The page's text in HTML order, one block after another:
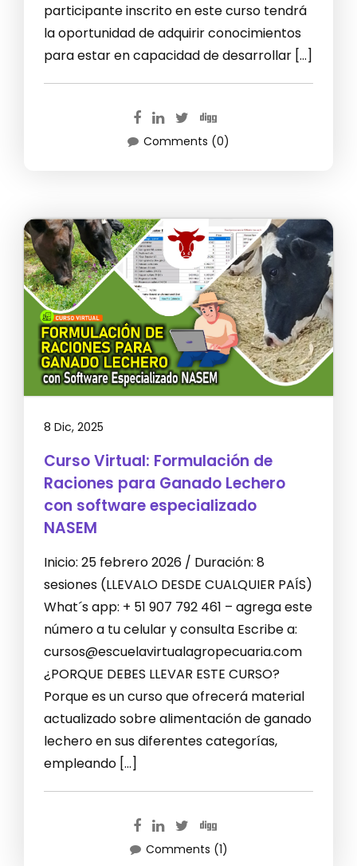
participante inscrito en este curso tendrá
la oportunidad de adquirir conocimientos
para estar en capacidad de desarrollar […]
Comments (0)
8 Dic, 2025
Curso Virtual: Formulación de
Raciones para Ganado Lechero
con software especializado
NASEM
Inicio: 25 febrero 2026 / Duración: 8
sesiones (LLEVALO DESDE CUALQUIER PAÍS)
What´s app: + 51 907 792 461 – agrega este
número a tu celular y consulta Escribe a:
cursos@escuelavirtualagropecuaria.com
¿PORQUE DEBES LLEVAR ESTE CURSO?
Porque es un curso que ofrecerá material
actualizado sobre alimentación de ganado
lechero en sus diferentes categorías,
empleando […]
Comments (1)